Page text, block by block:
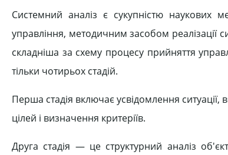
Системний аналіз є сукупністю наукових
управління, методичним засобом реалізації
складніша за схему процесу прийняття
тільки чотирьох стадій.
Перша стадія включає усвідомлення
цілей і визначення критеріїв.
Друга стадія — це структурний аналіз